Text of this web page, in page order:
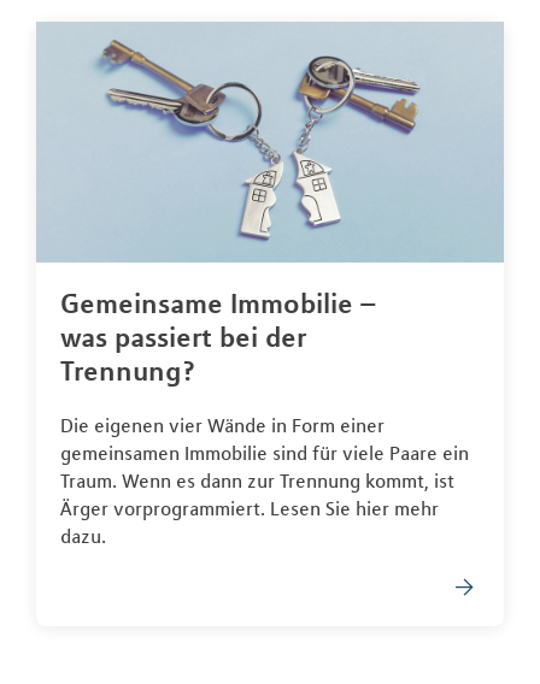
Gemeinsame Immobilie –
was passiert bei der
Trennung?
Die eigenen vier Wände in Form einer
gemeinsamen Immobilie sind für viele Paare ein
Traum. Wenn es dann zur Trennung kommt, ist
Ärger vorprogrammiert. Lesen Sie hier mehr
dazu.